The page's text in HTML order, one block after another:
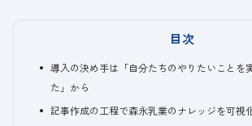
目次
導入の決め手は「自分たちのやりたいことを
た」から
記事作成の工程で森永乳業のナレッジを可視